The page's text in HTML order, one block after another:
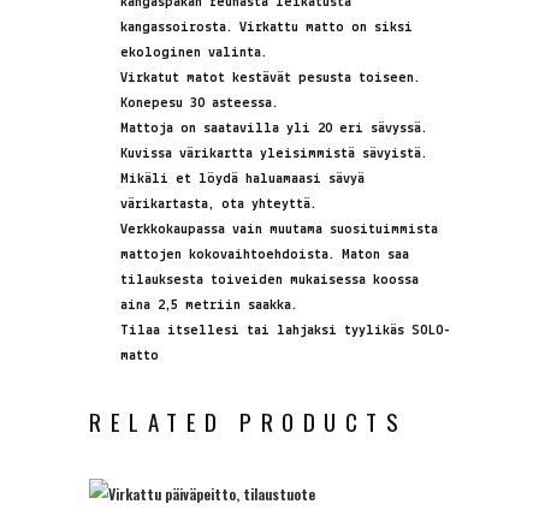
kangassoirosta. Virkattu matto on siksi
ekologinen valinta.
Virkatut matot kestävät pesusta toiseen.
Konepesu 30 asteessa.
Mattoja on saatavilla yli 20 eri sävyssä.
Kuvissa värikartta yleisimmistä sävyistä.
Mikäli et löydä haluamaasi sävyä
värikartasta, ota yhteyttä.
Verkkokaupassa vain muutama suosituimmista
mattojen kokovaihtoehdoista. Maton saa
tilauksesta toiveiden mukaisessa koossa
aina 2,5 metriin saakka.
Tilaa itsellesi tai lahjaksi tyylikäs SOLO-
matto
RELATED PRODUCTS